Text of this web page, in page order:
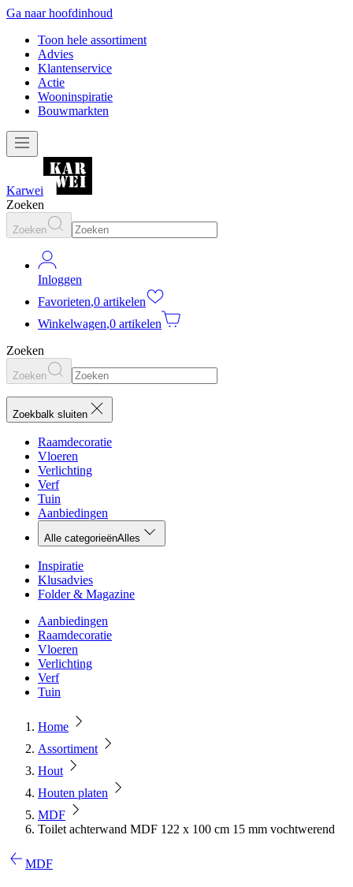
Ga naar hoofdinhoud
Toon hele assortiment
Advies
Klantenservice
Actie
Wooninspiratie
Bouwmarkten
Karwei
Zoeken
Zoeken
Inloggen
Favorieten,0 artikelen
Winkelwagen,0 artikelen
Zoeken
Zoeken
Zoekbalk sluiten
Raamdecoratie
Vloeren
Verlichting
Verf
Tuin
Aanbiedingen
Alle categorieënAlles
Inspiratie
Klusadvies
Folder & Magazine
Aanbiedingen
Raamdecoratie
Vloeren
Verlichting
Verf
Tuin
Home
Assortiment
Hout
Houten platen
MDF
Toilet achterwand MDF 122 x 100 cm 15 mm vochtwerend
MDF